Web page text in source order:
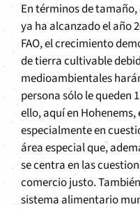
En términos de
ya ha alcanzado el año
FAO, el crecimiento
de tierra cultivable
medioambientales
persona sólo le queden
ello, aquí en
especialmente en
área especial que,
se centra en las
comercio justo.
sistema alimentario